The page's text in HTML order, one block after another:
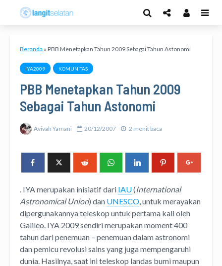
Beranda » PBB Menetapkan Tahun 2009 Sebagai Tahun Astonomi
IYA2009 KOMUNITAS
PBB Menetapkan Tahun 2009
Sebagai Tahun Astonomi
Avivah Yamani 20/12/2007 2 menit baca
. IYA merupakan inisiatif dari IAU(International
Astronomical Union) dan UNESCO, untuk merayakan
dipergunakannya teleskop untuk pertama kali oleh
Galileo. IYA 2009 sendiri merupakan moment 400
tahun dari penemuan – penemuan dalam astronomi
dan pemicu revolusi sains yang juga mempengaruhi
dunia. Hasilnya, saat ini teleskop landas bumi maupun